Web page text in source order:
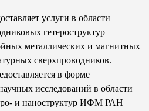
услуги в области
гетероструктур
металлических и магнитных
сверхпроводников.
в форме
исследований в области
и наноструктур ИФМ РАН